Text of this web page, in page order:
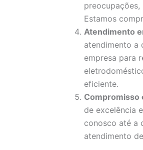
preocupações,
Estamos
Atendimento
atendimento a
empresa para
eficiente.
Compromisso
de excelência
conosco até a
atendimento